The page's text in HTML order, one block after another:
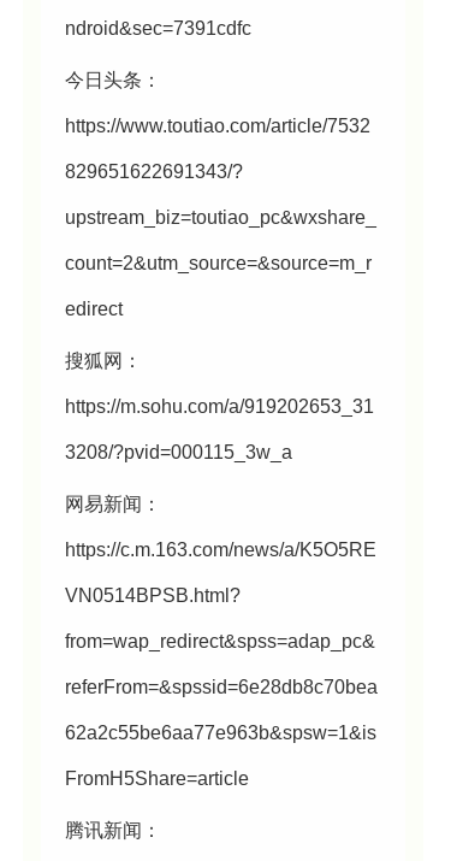
ndroid&sec=7391cdfc
今日头条：
https://www.toutiao.com/article/7532
829651622691343/?
upstream_biz=toutiao_pc&wxshare_
count=2&utm_source=&source=m_r
edirect
搜狐网：
https://m.sohu.com/a/919202653_31
3208/?pvid=000115_3w_a
网易新闻：
https://c.m.163.com/news/a/K5O5RE
VN0514BPSB.html?
from=wap_redirect&spss=adap_pc&
referFrom=&spssid=6e28db8c70bea
62a2c55be6aa77e963b&spsw=1&is
FromH5Share=article
腾讯新闻：